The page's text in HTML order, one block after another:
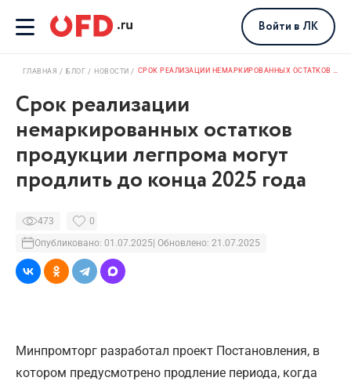
Войти в ЛК
ГЛАВНАЯ БЛОГ НОВОСТИ СРОК РЕАЛИЗАЦИИ НЕМАРКИРОВАННЫХ ОСТАТКОВ ПРОДУКЦИИ ЛЕГПРОМА МОГУТ ПРОДЛИТЬ ДО КОНЦА 2025 ГОДА
Срок реализации
немаркированных остатков
продукции легпрома могут
продлить до конца 2025 года
473
Опубликовано: 01.07.2025 | Обновлено: 21.07.2025
0
Минпромторг разработал проект Постановления, в
котором предусмотрено продление периода, когда